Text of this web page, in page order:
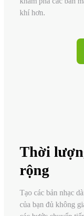
khí hơn.
Thời
rộng
Tạo các bản nhạc
của bạn đủ không